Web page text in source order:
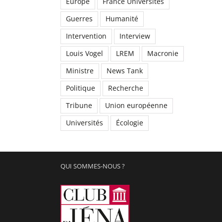
Guerres
Humanité
Intervention
Interview
Louis Vogel
LREM
Macronie
Ministre
News Tank
Politique
Recherche
Tribune
Union européenne
Universités
Écologie
QUI SOMMES-NOUS ?